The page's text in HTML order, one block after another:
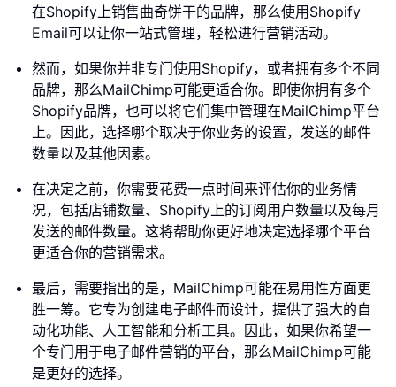
在Shopify上销售曲奇饼干的品牌，那么使用Shopify
Email可以让你一站式管理，轻松进行营销活动。
然而，如果你并非专门使用Shopify，或者拥有多个不同
品牌，那么MailChimp可能更适合你。即使你拥有多个
Shopify品牌，也可以将它们集中管理在MailChimp平台
上。因此，选择哪个取决于你业务的设置，发送的邮件
数量以及其他因素。
在决定之前，你需要花费一点时间来评估你的业务情
况，包括店铺数量、Shopify上的订阅用户数量以及每月
发送的邮件数量。这将帮助你更好地决定选择哪个平台
更适合你的营销需求。
最后，需要指出的是，MailChimp可能在易用性方面更
胜一筹。它专为创建电子邮件而设计，提供了强大的自
动化功能、人工智能和分析工具。因此，如果你希望一
个专门用于电子邮件营销的平台，那么MailChimp可能
是更好的选择。